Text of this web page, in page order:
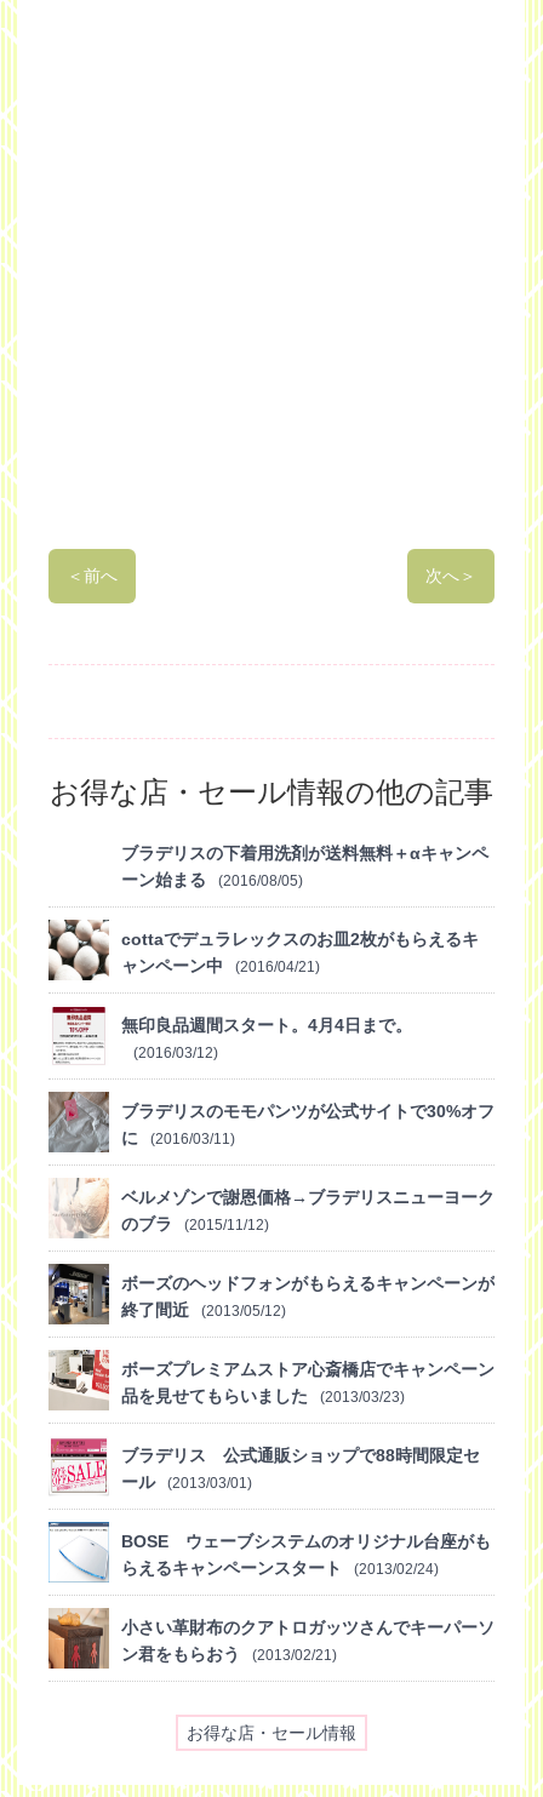
＜前へ 次へ＞
お得な店・セール情報の他の記事
ブラデリスの下着用洗剤が送料無料＋αキャンペ
ーン始まる
(2016/08/05)
cottaでデュラレックスのお皿2枚がもらえるキ
ャンペーン中
(2016/04/21)
無印良品週間スタート。4月4日まで。
(2016/03/12)
ブラデリスのモモパンツが公式サイトで30%オフ
に
(2016/03/11)
ベルメゾンで謝恩価格→ブラデリスニューヨーク
のブラ
(2015/11/12)
ボーズのヘッドフォンがもらえるキャンペーンが
終了間近
(2013/05/12)
ボーズプレミアムストア心斎橋店でキャンペーン
品を見せてもらいました
(2013/03/23)
ブラデリス 公式通販ショップで88時間限定セ
ール
(2013/03/01)
BOSE ウェーブシステムのオリジナル台座がも
らえるキャンペーンスタート
(2013/02/24)
小さい革財布のクアトロガッツさんでキーパーソ
ン君をもらおう
(2013/02/21)
お得な店・セール情報